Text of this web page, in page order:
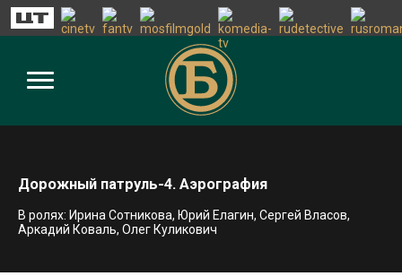
Дорожный патруль-4. Аэрография
В ролях: Ирина Сотникова, Юрий Елагин, Сергей Власов,
Аркадий Коваль, Олег Куликович